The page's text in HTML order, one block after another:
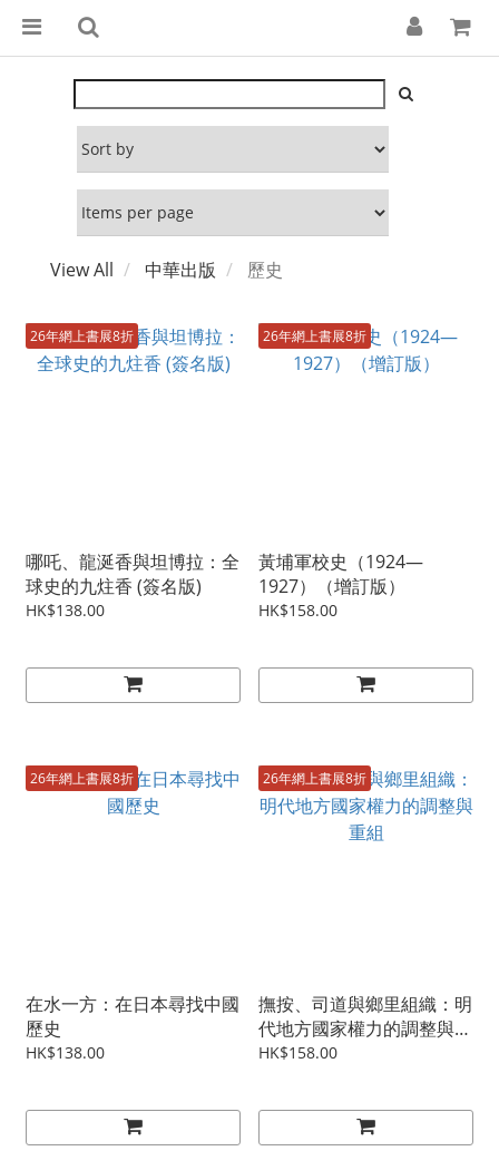
View All 中華出版 歷史
26年網上書展8折
哪吒、龍涎香與坦博拉：全
球史的九炷香 (簽名版)
HK$138.00
26年網上書展8折
黃埔軍校史（1924—
1927）（增訂版）
HK$158.00
26年網上書展8折
在水一方：在日本尋找中國
歷史
HK$138.00
26年網上書展8折
撫按、司道與鄉里組織：明
代地方國家權力的調整與重
組
HK$158.00